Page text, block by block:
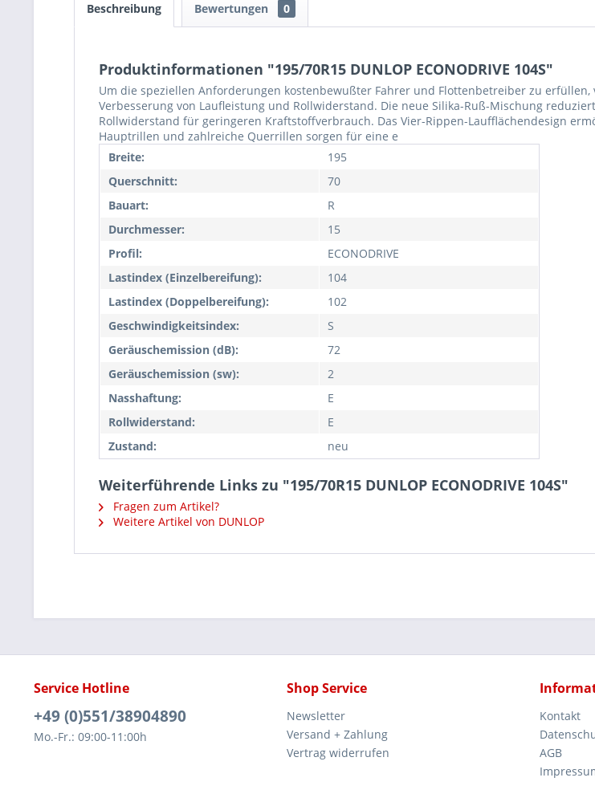
Beschreibung Bewertungen 0
Produktinformationen "195/70R15 DUNLOP ECONODRIVE 104S"
Um die speziellen Anforderungen kostenbewußter Fahrer und Flottenbetreiber zu
Verbesserung von Laufleistung und Rollwiderstand. Die neue Silika-Ruß-Mischung
Rollwiderstand für geringeren Kraftstoffverbrauch. Das Vier-Rippen-Laufflächendesign
Hauptrillen und zahlreiche Querrillen sorgen für eine e
Breite:
195
Querschnitt:
70
Bauart:
R
Durchmesser:
15
Profil:
ECONODRIVE
Lastindex (Einzelbereifung):
104
Lastindex (Doppelbereifung):
102
Geschwindigkeitsindex:
S
Geräuschemission (dB):
72
Geräuschemission (sw):
2
Nasshaftung:
E
Rollwiderstand:
E
Zustand:
neu
Weiterführende Links zu "195/70R15 DUNLOP ECONODRIVE 104S"
Fragen zum Artikel?
Weitere Artikel von DUNLOP
Service Hotline
+49 (0)551/38904890
Mo.-Fr.: 09:00-11:00h
Shop Service
Newsletter
Versand + Zahlung
Vertrag widerrufen
Kontakt
AGB